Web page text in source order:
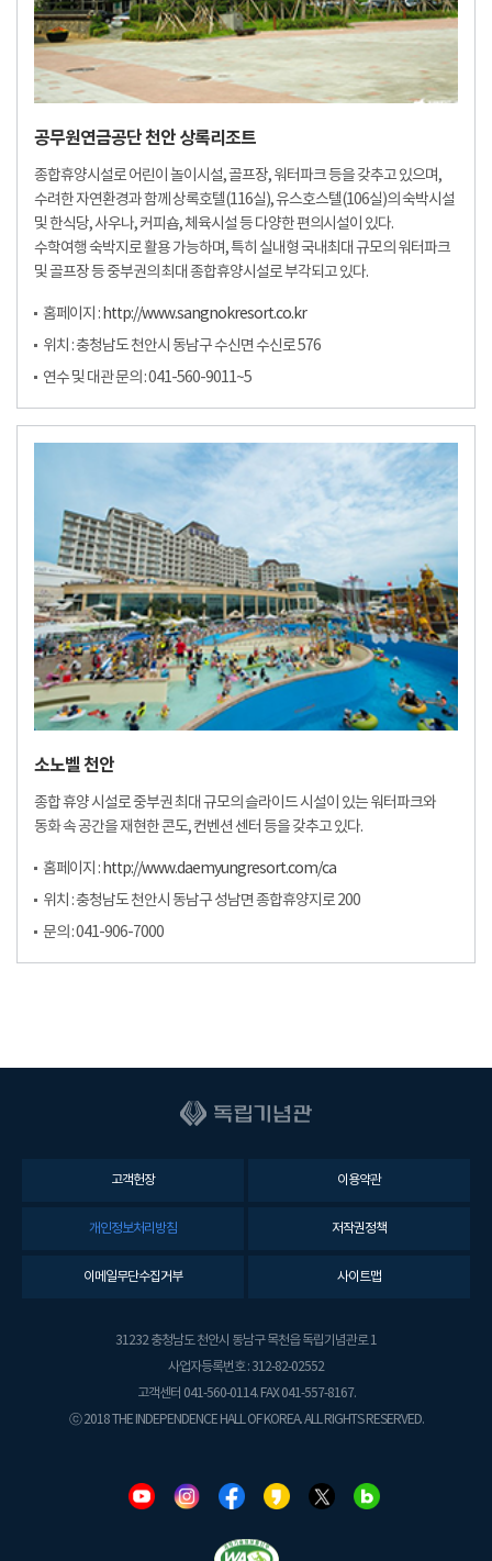
공무원연금공단 천안 상록리조트
종합휴양시설로 어린이 놀이시설, 골프장, 워터파크 등을 갖추고 있으며,
수려한 자연환경과 함께 상록호텔(116실), 유스호스텔(106실)의 숙박시설
및 한식당, 사우나, 커피숍, 체육시설 등 다양한 편의시설이 있다.
수학여행 숙박지로 활용 가능하며, 특히 실내형 국내최대 규모의 워터파크
및 골프장 등 중부권의 최대 종합휴양시설로 부각되고 있다.
홈페이지 :http://www.sangnokresort.co.kr
위치 : 충청남도 천안시 동남구 수신면 수신로 576
연수 및 대관 문의 : 041-560-9011~5
소노벨 천안
종합 휴양 시설로 중부권 최대 규모의 슬라이드 시설이 있는 워터파크와
동화 속 공간을 재현한 콘도, 컨벤션 센터 등을 갖추고 있다.
홈페이지 :http://www.daemyungresort.com/ca
위치 : 충청남도 천안시 동남구 성남면 종합휴양지로 200
문의 : 041-906-7000
고객헌장 이용약관
개인정보처리방침 저작권정책
이메일무단수집거부 사이트맵
31232 충청남도 천안시 동남구 목천읍 독립기념관로 1
사업자등록번호 : 312-82-02552
고객센터 041-560-0114. FAX 041-557-8167.
ⓒ 2018 THE INDEPENDENCE HALL OF KOREA. ALL RIGHTS RESERVED.